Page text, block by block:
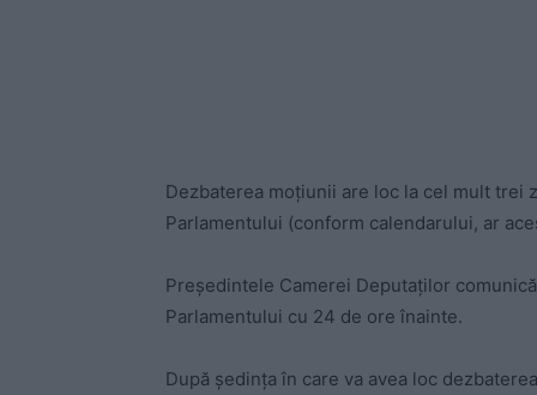
Dezbaterea moțiunii are loc la cel mult trei
Parlamentului (conform calendarului, ar
Președintele Camerei Deputaților
Parlamentului cu 24 de ore înainte.
După ședința în care va avea loc